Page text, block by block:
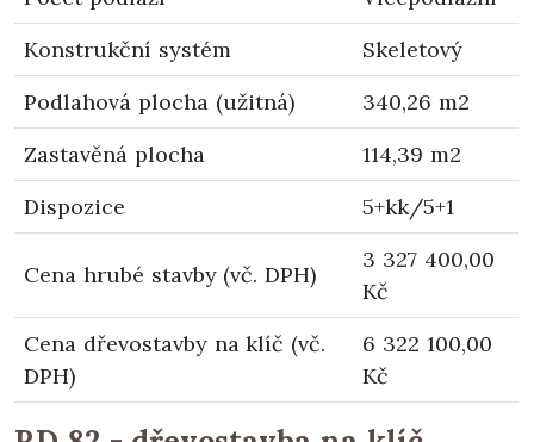
Konstrukční systém
Skeletový
Podlahová plocha (užitná)
340,26 m2
Zastavěná plocha
114,39 m2
Dispozice
5+kk/5+1
Cena hrubé stavby (vč. DPH)
3 327 400,00
Kč
Cena dřevostavby na klíč (vč.
DPH)
6 322 100,00
Kč